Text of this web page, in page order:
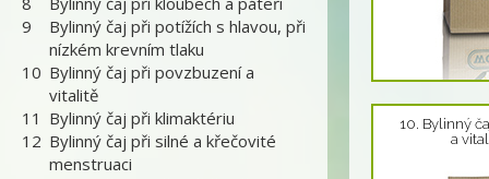
9
Bylinný čaj při potížích s hlavou, při
nízkém krevním tlaku
10 Bylinný čaj při povzbuzení a
vitalitě
11 Bylinný čaj při klimaktériu
12 Bylinný čaj při silné a křečovité
menstruaci
10. Bylinný
a